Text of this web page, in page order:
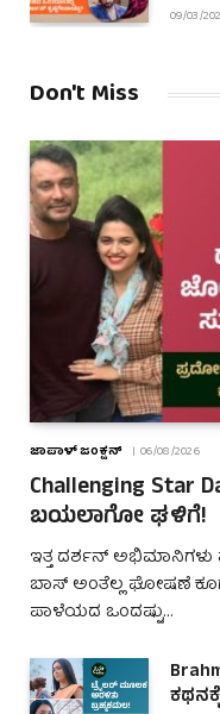
09/03/
Don't Miss
ಜಾಪಾಳ್ ಜಂಕ್ಷನ್ 06/08/2026
Challenging Star
ಬಯಲಾಗೋ ಘಳಿಗೆ!
ಇತ್ತ ದರ್ಶನ್
ಬಾಸ್ ಅಂತೆಲ್ಲ ಘೋಷಣೆ
ಪಾಳೆಯದ ಒಂದಷ್ಟು…